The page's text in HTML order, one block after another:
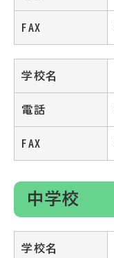
FAX
学校名
電話
FAX
中学校
学校名